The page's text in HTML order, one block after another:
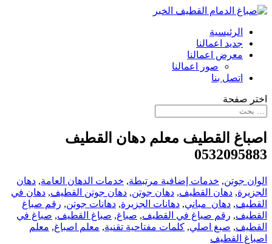
الرئيسية
جديد اعمالنا
معرض اعمالنا
صور اعمالنا
اتصل بنا
اختر صفحة
اصباغ القطيف معلم دهان القطيف
0532095883
الوان جوتن, خدمات إضافية مرتبطة, خدمات الدهان العامة, دهان
الجزيرة, دهان القطيف, دهان جوتن, دهان جوتن القطيف, دهان في
القطيف, دهان_مباني, دهانات الجزيرة, دهانات جوتن, رقم صباغ
القطيف, رقم صباغ في القطيف, صباغ, صباغ القطيف, صباغ في
القطيف, صبغ اصلي, كلمات مفتاحية تقنية, معلم اصباغ, معلم
اصباغ القطيف